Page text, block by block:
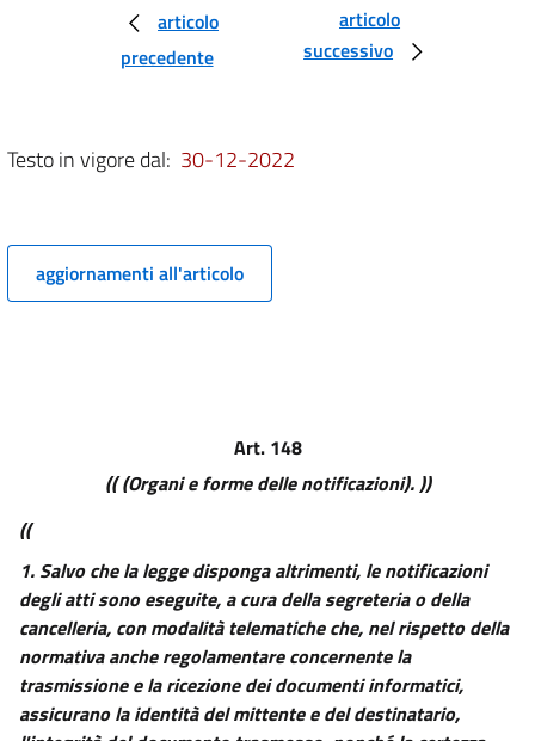
Competenza per materia
7
Sezione III
Competenza per connessione
12
13
14
15
articolo
precedente
articolo
successivo
Testo in vigore dal: 30-12-2022
aggiornamenti all'articolo
Art. 148
(( (Organi e forme delle notificazioni). ))
((
1. Salvo che la legge disponga altrimenti, le notificazioni
degli atti sono eseguite, a cura della segreteria o della
cancelleria, con modalità telematiche che, nel rispetto della
normativa anche regolamentare concernente la
trasmissione e la ricezione dei documenti informatici,
assicurano la identità del mittente e del destinatario,